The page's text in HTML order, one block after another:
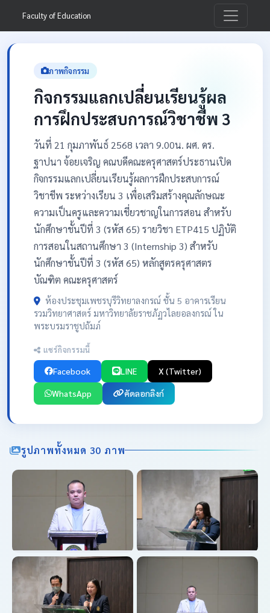
Faculty of Education
ภาพกิจกรรม
กิจกรรมแลกเปลี่ยนเรียนรู้ผล
การฝึกประสบการณ์วิชาชีพ 3
วันที่ 21 กุมภาพันธ์ 2568 เวลา 9.00น. ผศ. ดร.
ฐาปนา จ้อยเจริญ คณบดีคณะครุศาสตร์ประธานเปิด
กิจกรรมแลกเปลี่ยนเรียนรู้ผลการฝึกประสบการณ์
วิชาชีพ ระหว่างเรียน 3 เพื่อเสริมสร้างคุณลักษณะ
ความเป็นครูและความเชี่ยวชาญในการสอน สำหรับ
นักศึกษาชั้นปีที่ 3 (รหัส 65) รายวิชา ETP415 ปฏิบัติ
การสอนในสถานศึกษา 3 (Internship 3) สำหรับ
นักศึกษาชั้นปีที่ 3 (รหัส 65) หลักสูตรครุศาสตร
บัณฑิต คณะครุศาสตร์
ห้องประชุมเพชรบุรีวิทยาลงกรณ์ ชั้น 5 อาคารเรียน
รวมวิทยาศาสตร์ มหาวิทยาลัยราชภัฏวไลยอลงกรณ์ ใน
พระบรมราชูปถัมภ์
แชร์กิจกรรมนี้
Facebook LINE X (Twitter)
WhatsApp คัดลอกลิงก์
รูปภาพทั้งหมด 30 ภาพ